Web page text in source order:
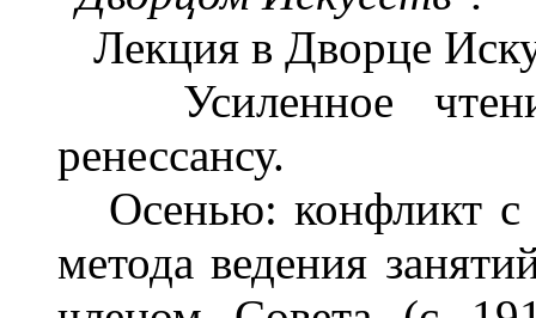
Лекция в Дворце
Усиленное
ренессансу.
Осенью: конфликт с
метода ведения